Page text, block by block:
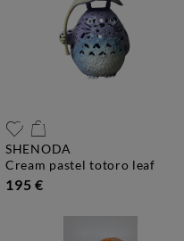
SHENODA
cream pastel totoro leaf
195 €